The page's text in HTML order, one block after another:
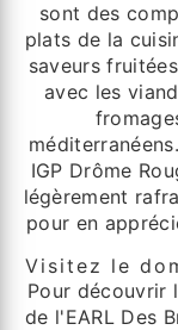
sont des
plats de la
saveurs
avec les
IGP Drôme
légèrement
pour en
Visitez le
Pour découvrir
de l'EARL Des